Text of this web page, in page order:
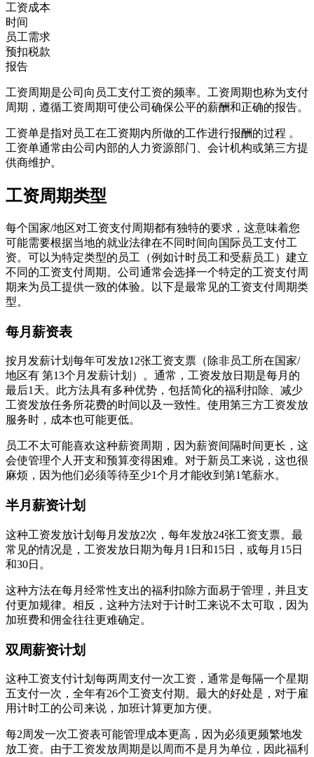
工资成本
时间
员工需求
预扣税款
报告
工资周期是公司向员工支付工资的频率。工资周期也称为支付
周期，遵循工资周期可使公司确保公平的薪酬和正确的报告。
工资单是指对员工在工资期内所做的工作进行报酬的过程 。
工资单通常由公司内部的人力资源部门、会计机构或第三方提
供商维护。
工资周期类型
每个国家/地区对工资支付周期都有独特的要求，这意味着您
可能需要根据当地的就业法律在不同时间向国际员工支付工
资。可以为特定类型的员工（例如计时员工和受薪员工）建立
不同的工资支付周期。公司通常会选择一个特定的工资支付周
期来为员工提供一致的体验。以下是最常见的工资支付周期类
型。
每月薪资表
按月发薪计划每年可发放12张工资支票（除非员工所在国家/
地区有 第13个月发薪计划）。通常，工资发放日期是每月的
最后1天。此方法具有多种优势，包括简化的福利扣除、减少
工资发放任务所花费的时间以及一致性。使用第三方工资发放
服务时，成本也可能更低。
员工不太可能喜欢这种薪资周期，因为薪资间隔时间更长，这
会使管理个人开支和预算变得困难。对于新员工来说，这也很
麻烦，因为他们必须等待至少1个月才能收到第1笔薪水。
半月薪资计划
这种工资发放计划每月发放2次，每年发放24张工资支票。最
常见的情况是，工资发放日期为每月1日和15日，或每月15日
和30日。
这种方法在每月经常性支出的福利扣除方面易于管理，并且支
付更加规律。相反，这种方法对于计时工来说不太可取，因为
加班费和佣金往往更难确定。
双周薪资计划
这种工资支付计划每两周支付一次工资，通常是每隔一个星期
五支付一次，全年有26个工资支付期。最大的好处是，对于雇
用计时工的公司来说，加班计算更加方便。
每2周发一次工资表可能管理成本更高，因为必须更频繁地发
放工资。由于工资发放周期是以周而不是月为单位，因此福利